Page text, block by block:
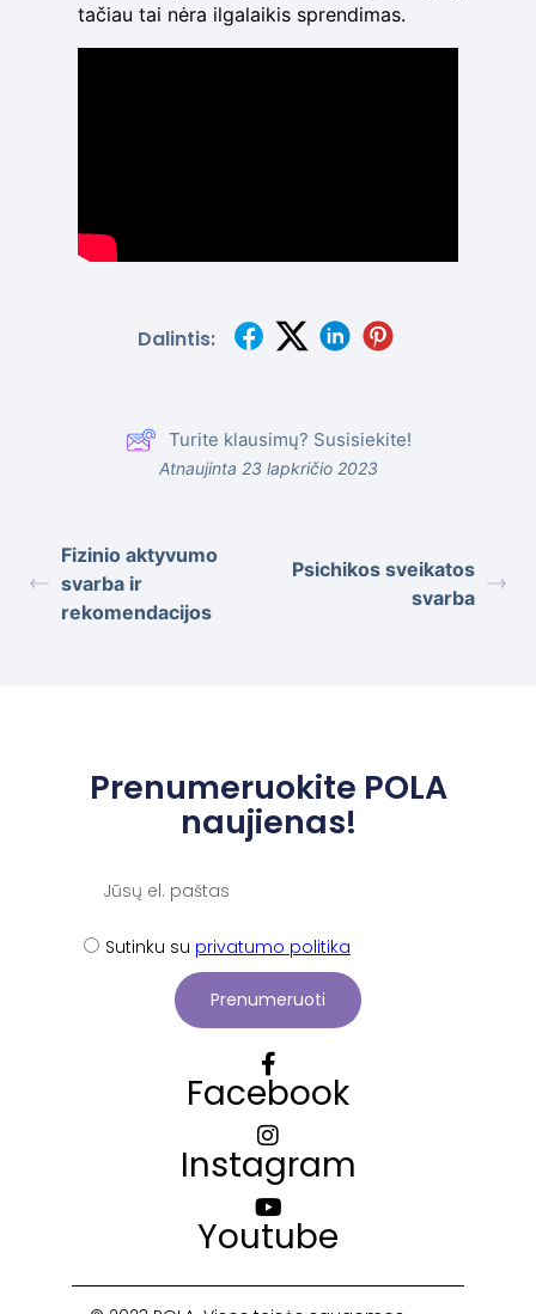
tačiau tai nėra ilgalaikis sprendimas.
Dalintis:
Turite klausimų? Susisiekite!
Atnaujinta 23 lapkričio 2023
Fizinio aktyvumo
svarba ir
rekomendacijos
Psichikos sveikatos
svarba
Prenumeruokite POLA
naujienas!
Sutinku su privatumo politika
Prenumeruoti
Facebook
Instagram
Youtube